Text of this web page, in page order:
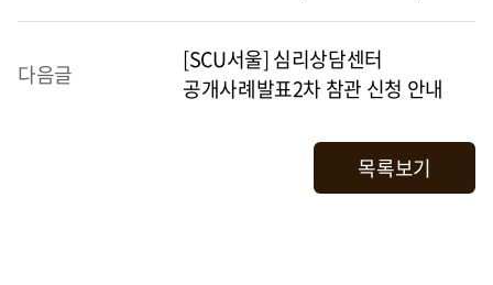
다음글
[SCU서울] 심리상담센터
공개사례발표2차 참관 신청 안내
목록보기